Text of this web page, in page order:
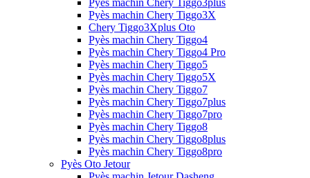
Pyès machin Chery Tiggo3plus
Pyès machin Chery Tiggo3X
Chery Tiggo3Xplus Oto
Pyès machin Chery Tiggo4
Pyès machin Chery Tiggo4 Pro
Pyès machin Chery Tiggo5
Pyès machin Chery Tiggo5X
Pyès machin Chery Tiggo7
Pyès machin Chery Tiggo7plus
Pyès machin Chery Tiggo7pro
Pyès machin Chery Tiggo8
Pyès machin Chery Tiggo8plus
Pyès machin Chery Tiggo8pro
Pyès Oto Jetour